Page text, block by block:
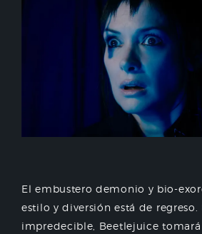
El embustero demonio y bio-
estilo y diversión está de regreso.
impredecible, Beetlejuice